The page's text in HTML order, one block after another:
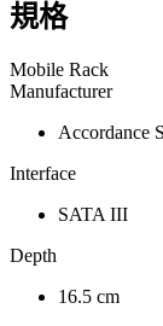
規格
Mobile Rack
Manufacturer
Accordance
Interface
SATA III
Depth
16.5 cm